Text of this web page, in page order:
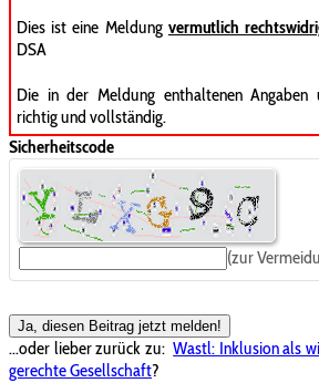
Dies ist eine Meldung vermutlich
DSA
Die in der Meldung enthaltenen Angaben
richtig und vollständig.
Sicherheitscode
(zur
Ja, diesen Beitrag jetzt melden!
...oder lieber zurück zu: Wastl: Inklusion als
gerechte Gesellschaft?